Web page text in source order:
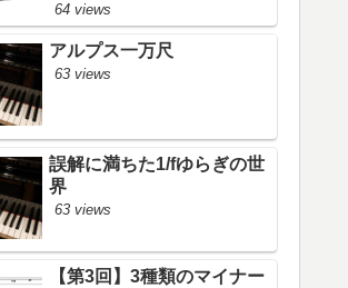
64 views
アルプス一万尺
63 views
誤解に満ちた1/fゆらぎの世
界
63 views
【第3回】3種類のマイナー